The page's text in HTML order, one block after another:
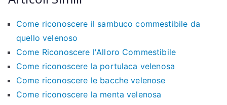
Come riconoscere il sambuco commestibile da
quello velenoso​
Come Riconoscere l'Alloro Commestibile
Come riconoscere la portulaca velenosa​
Come riconoscere le bacche velenose​
Come riconoscere la menta velenosa​​